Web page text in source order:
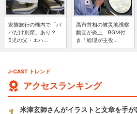
家族旅行の機内で「パ
パだけ別席」あり？
5児の父・エハ...
高市首相の被災地視察
動画が炎上 BGM付
き「総理が主役...
J-CAST トレンド
アクセスランキング
米津玄師さんがイラストと文章を手